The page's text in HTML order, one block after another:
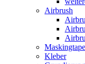
Airbrush
Kleber